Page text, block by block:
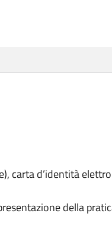
carta d’identità
della